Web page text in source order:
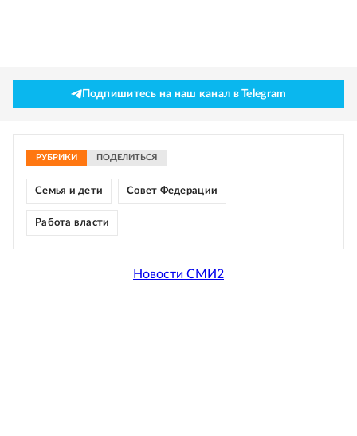
Подпишитесь на наш канал в Telegram
РУБРИКИ ПОДЕЛИТЬСЯ
Семья и дети Совет Федерации
Работа власти
Новости СМИ2